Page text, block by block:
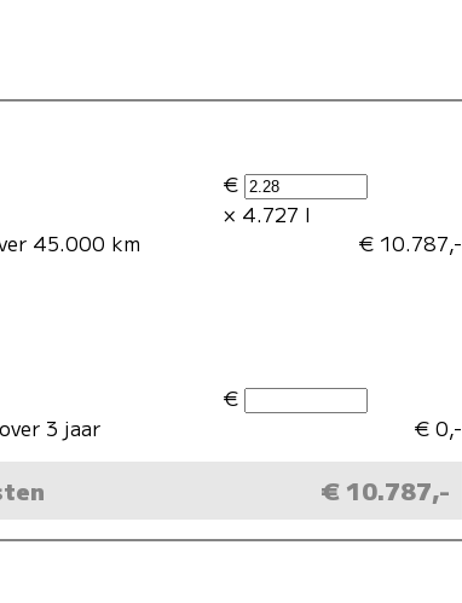
45.000 km
€
× 4.727 l
€ 10.787,-
3 jaar
€
€ 0,-
€ 10.787,-